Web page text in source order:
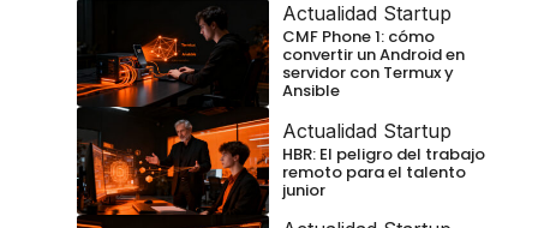
Actualidad Startup
CMF Phone 1: cómo
convertir un Android en
servidor con Termux y
Ansible
Actualidad Startup
HBR: El peligro del trabajo
remoto para el talento
junior